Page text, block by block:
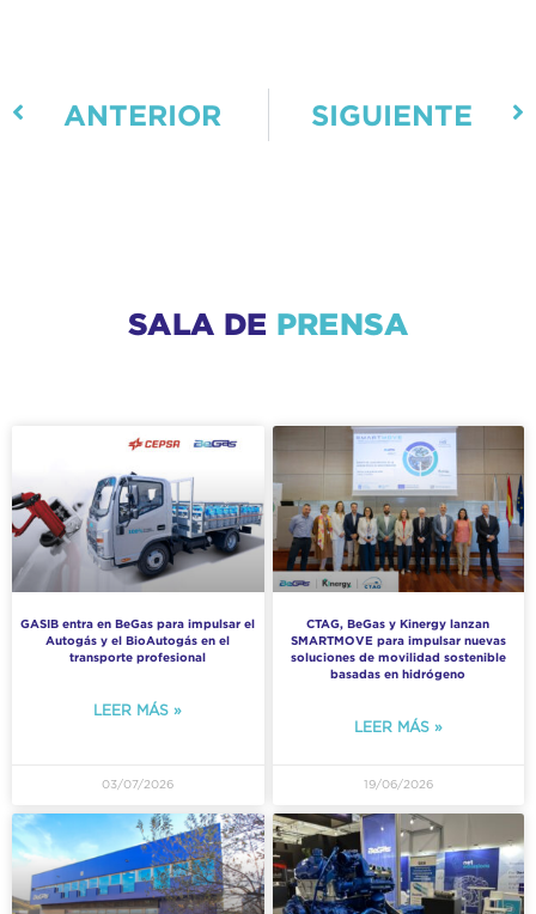
ANTERIOR SIGUIENTE
SALA DE PRENSA
GASIB entra en BeGas para impulsar el
Autogás y el BioAutogás en el
transporte profesional
LEER MÁS »
03/07/2026
CTAG, BeGas y Kinergy lanzan
SMARTMOVE para impulsar nuevas
soluciones de movilidad sostenible
basadas en hidrógeno
LEER MÁS »
19/06/2026